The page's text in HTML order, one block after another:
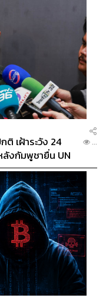
เฝ้าระวัง 24
ลังกัมพูชายื่น UN
...